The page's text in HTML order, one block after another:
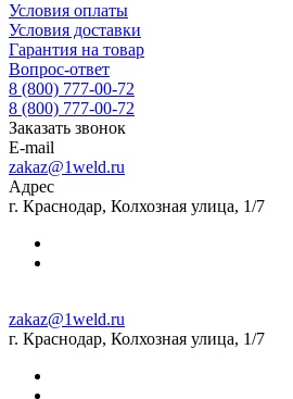
Условия оплаты
Условия доставки
Гарантия на товар
Вопрос-ответ
8 (800) 777-00-72
8 (800) 777-00-72
Заказать звонок
E-mail
zakaz@1weld.ru
Адрес
г. Краснодар, Колхозная улица, 1/7
zakaz@1weld.ru
г. Краснодар, Колхозная улица, 1/7